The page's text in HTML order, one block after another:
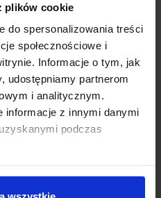
plików cookie
do spersonalizowania treści
społecznościowe i
Informacje o tym, jak
udostępniamy partnerom
i analitycznym.
informacje z innymi danymi
podczas